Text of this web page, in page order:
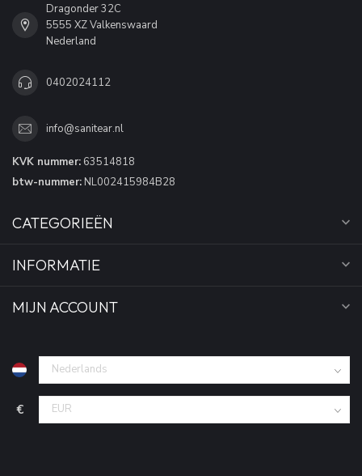
Dragonder 32C
5555 XZ Valkenswaard
Nederland
0402024112
info@sanitear.nl
KVK nummer: 63514818
btw-nummer: NL002415984B28
CATEGORIEËN
INFORMATIE
MIJN ACCOUNT
€